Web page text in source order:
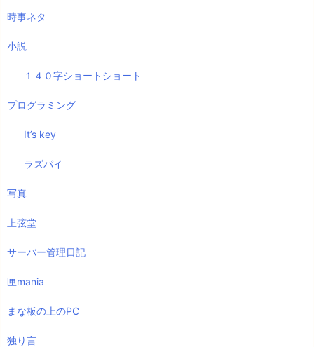
時事ネタ
小説
１４０字ショートショート
プログラミング
It’s key
ラズパイ
写真
上弦堂
サーバー管理日記
匣mania
まな板の上のPC
独り言